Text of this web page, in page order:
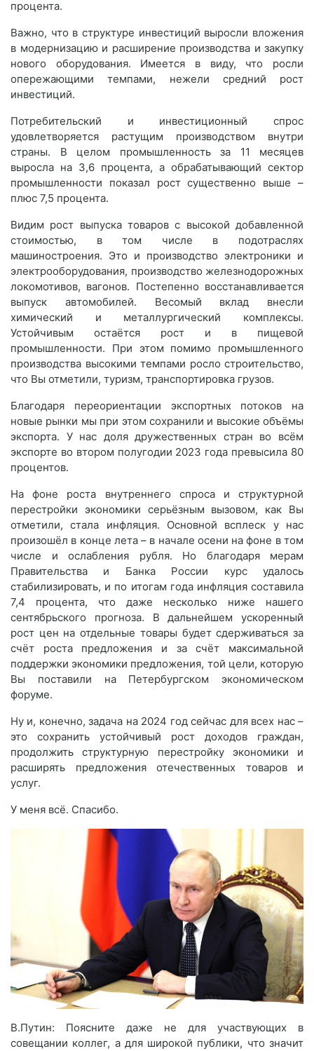
процента.
Важно, что в структуре инвестиций выросли вложения
в модернизацию и расширение производства и закупку
нового оборудования. Имеется в виду, что росли
опережающими темпами, нежели средний рост
инвестиций.
Потребительский и инвестиционный спрос
удовлетворяется растущим производством внутри
страны. В целом промышленность за 11 месяцев
выросла на 3,6 процента, а обрабатывающий сектор
промышленности показал рост существенно выше –
плюс 7,5 процента.
Видим рост выпуска товаров с высокой добавленной
стоимостью, в том числе в подотраслях
машиностроения. Это и производство электроники и
электрооборудования, производство железнодорожных
локомотивов, вагонов. Постепенно восстанавливается
выпуск автомобилей. Весомый вклад внесли
химический и металлургический комплексы.
Устойчивым остаётся рост и в пищевой
промышленности. При этом помимо промышленного
производства высокими темпами росло строительство,
что Вы отметили, туризм, транспортировка грузов.
Благодаря переориентации экспортных потоков на
новые рынки мы при этом сохранили и высокие объёмы
экспорта. У нас доля дружественных стран во всём
экспорте во втором полугодии 2023 года превысила 80
процентов.
На фоне роста внутреннего спроса и структурной
перестройки экономики серьёзным вызовом, как Вы
отметили, стала инфляция. Основной всплеск у нас
произошёл в конце лета – в начале осени на фоне в том
числе и ослабления рубля. Но благодаря мерам
Правительства и Банка России курс удалось
стабилизировать, и по итогам года инфляция составила
7,4 процента, что даже несколько ниже нашего
сентябрьского прогноза. В дальнейшем ускоренный
рост цен на отдельные товары будет сдерживаться за
счёт роста предложения и за счёт максимальной
поддержки экономики предложения, той цели, которую
Вы поставили на Петербургском экономическом
форуме.
Ну и, конечно, задача на 2024 год сейчас для всех нас –
это сохранить устойчивый рост доходов граждан,
продолжить структурную перестройку экономики и
расширять предложения отечественных товаров и
услуг.
У меня всё. Спасибо.
В.Путин: Поясните даже не для участвующих в
совещании коллег, а для широкой публики, что значит